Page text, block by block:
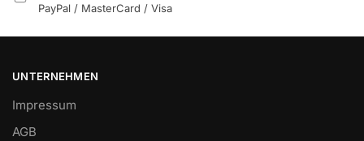
PayPal / MasterCard / Visa
UNTERNEHMEN
Impressum
AGB